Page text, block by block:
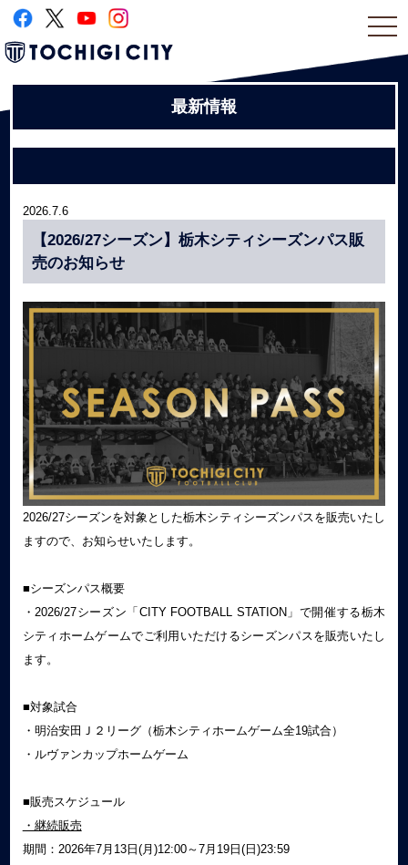
最新情報
2026.7.6
【2026/27シーズン】栃木シティシーズンパス販
売のお知らせ
2026/27シーズンを対象とした栃木シティシーズンパスを販売いたし
ますので、お知らせいたします。
■シーズンパス概要
・2026/27シーズン「CITY FOOTBALL STATION」で開催する栃木
シティホームゲームでご利用いただけるシーズンパスを販売いたし
ます。
■対象試合
・明治安田Ｊ２リーグ（栃木シティホームゲーム全19試合）
・ルヴァンカップホームゲーム
■販売スケジュール
・継続販売
期間：2026年7月13日(月)12:00～7月19日(日)23:59